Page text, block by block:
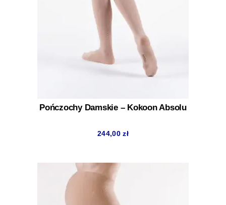
Pończochy Damskie – Kokoon Absolu
244,00zł